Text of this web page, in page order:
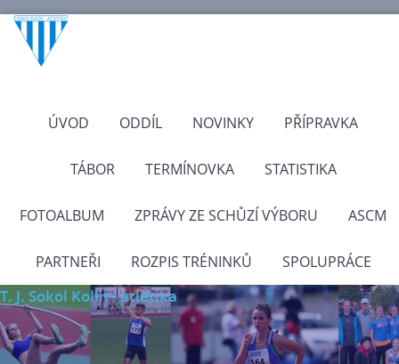
ÚVOD ODDÍL NOVINKY PŘÍPRAVKA
TÁBOR TERMÍNOVKA STATISTIKA
FOTOALBUM ZPRÁVY ZE SCHŮZÍ VÝBORU ASCM
PARTNEŘI ROZPIS TRÉNINKŮ SPOLUPRÁCE
T. J. Sokol Kolín - atletika